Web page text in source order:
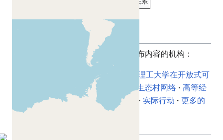
以下是一些选择在 Appropedia 上发布内容的机构：
加州州立理工大学洪堡分校
密歇根理工大学在开放式可
天主教救济会 全球生态村网络
高等经
济与商业学院
直觉基础 时尚革命 实际行动 更多的